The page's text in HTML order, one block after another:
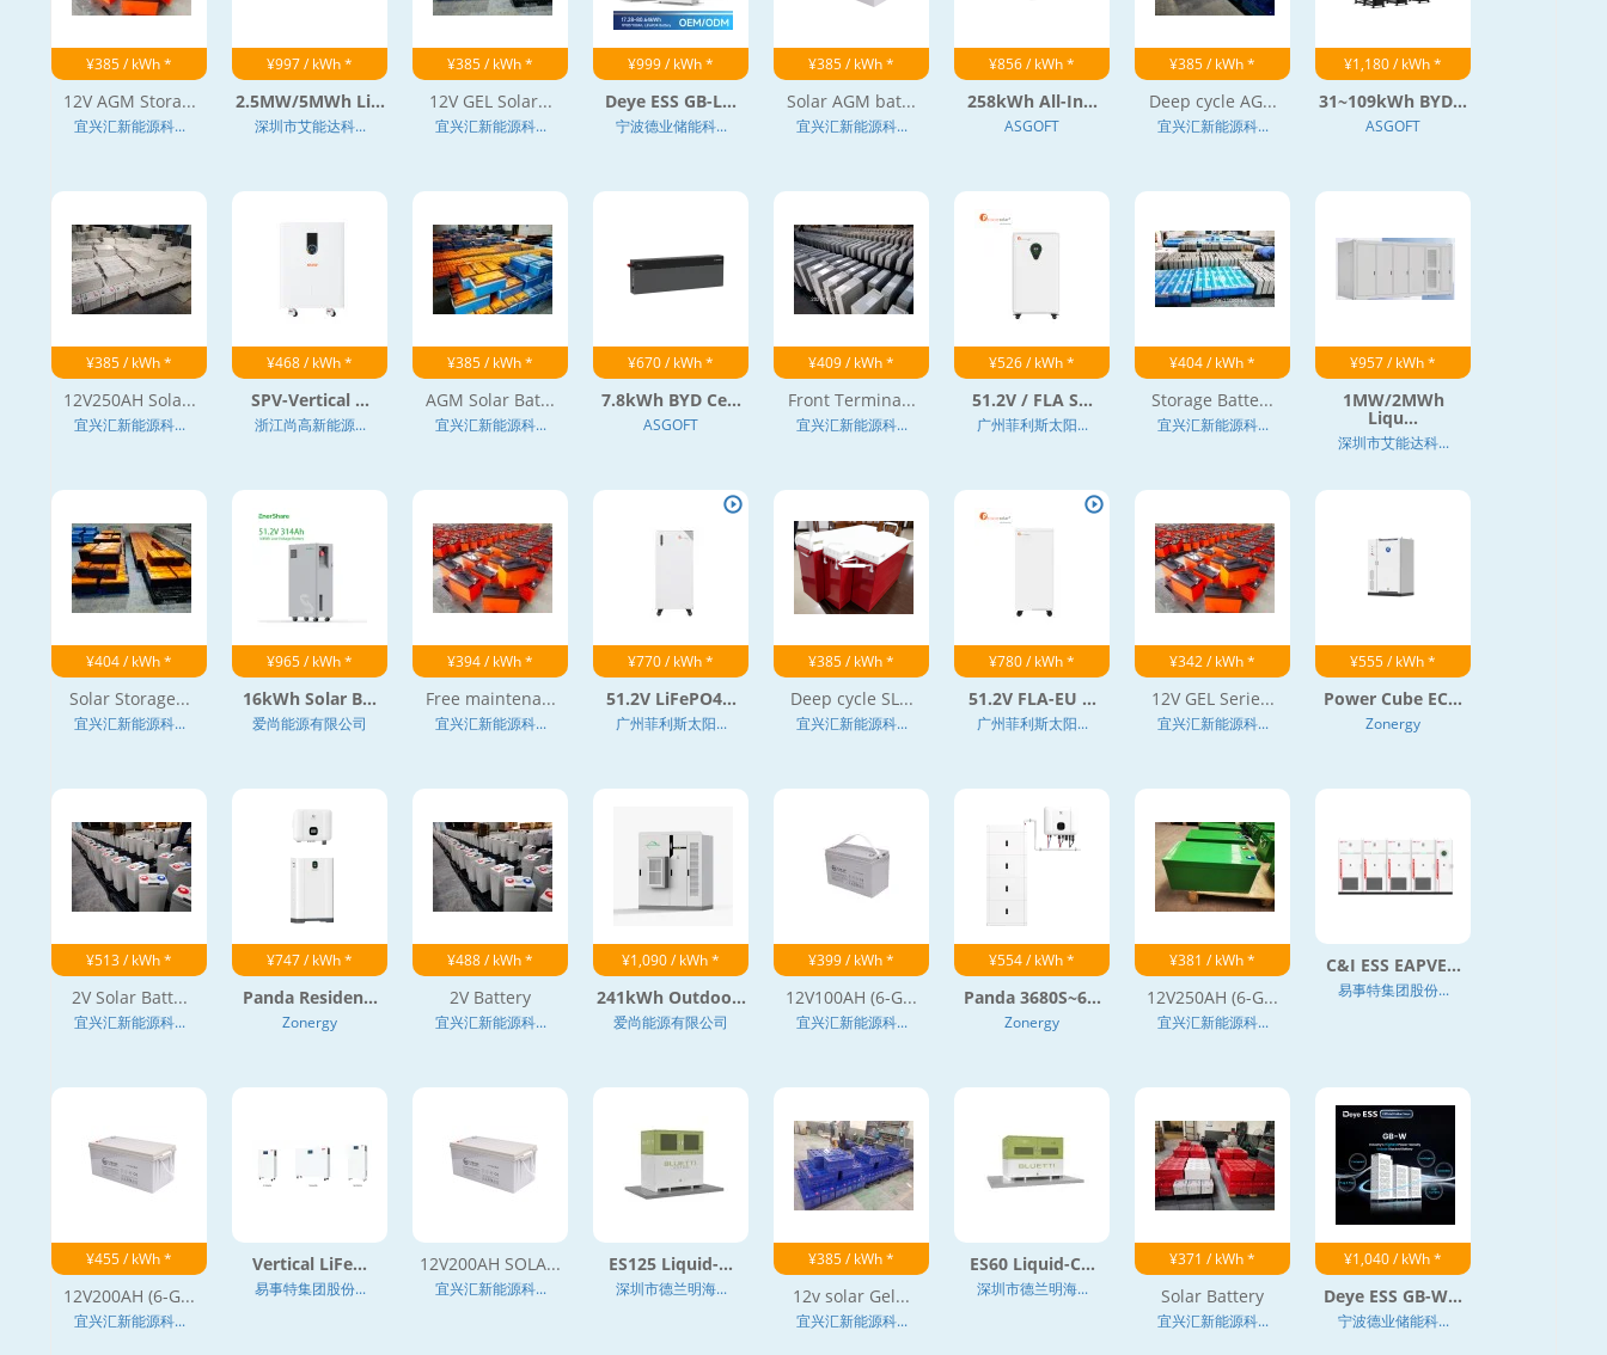
¥385 / kWh *
12V AGM Stora...
宜兴汇新能源科...
¥997 / kWh *
2.5MW/5MWh Li...
深圳市艾能达科...
¥385 / kWh *
12V GEL Solar...
宜兴汇新能源科...
¥999 / kWh *
Deye ESS GB-L...
宁波德业储能科...
¥385 / kWh *
Solar AGM bat...
宜兴汇新能源科...
¥856 / kWh *
258kWh All-In...
ASGOFT
¥385 / kWh *
Deep cycle AG...
宜兴汇新能源科...
¥1,180 / kWh *
31~109kWh BYD...
ASGOFT
¥385 / kWh *
12V250AH Sola...
宜兴汇新能源科...
¥468 / kWh *
SPV-Vertical ...
浙江尚高新能源...
¥385 / kWh *
AGM Solar Bat...
宜兴汇新能源科...
¥670 / kWh *
7.8kWh BYD Ce...
ASGOFT
¥409 / kWh *
Front Termina...
宜兴汇新能源科...
¥526 / kWh *
51.2V / FLA S...
广州菲利斯太阳...
¥404 / kWh *
Storage Batte...
宜兴汇新能源科...
¥957 / kWh *
1MW/2MWh
Liqu...
深圳市艾能达科...
¥404 / kWh *
Solar Storage...
宜兴汇新能源科...
¥965 / kWh *
16kWh Solar B...
爱尚能源有限公司
¥394 / kWh *
Free maintena...
宜兴汇新能源科...
¥770 / kWh *
51.2V LiFePO4...
广州菲利斯太阳...
¥385 / kWh *
Deep cycle SL...
宜兴汇新能源科...
¥780 / kWh *
51.2V FLA-EU ...
广州菲利斯太阳...
¥342 / kWh *
12V GEL Serie...
宜兴汇新能源科...
¥555 / kWh *
Power Cube EC...
Zonergy
¥513 / kWh *
2V Solar Batt...
宜兴汇新能源科...
¥747 / kWh *
Panda Residen...
Zonergy
¥488 / kWh *
2V Battery
宜兴汇新能源科...
¥1,090 / kWh *
241kWh Outdoo...
爱尚能源有限公司
¥399 / kWh *
12V100AH (6-G...
宜兴汇新能源科...
¥554 / kWh *
Panda 3680S~6...
Zonergy
¥381 / kWh *
12V250AH (6-G...
宜兴汇新能源科...
C&I ESS EAPVE...
易事特集团股份...
¥455 / kWh *
12V200AH (6-G...
宜兴汇新能源科...
Vertical LiFe...
易事特集团股份...
12V200AH SOLA...
宜兴汇新能源科...
ES125 Liquid-...
深圳市德兰明海...
¥385 / kWh *
12v solar Gel...
宜兴汇新能源科...
ES60 Liquid-C...
深圳市德兰明海...
¥371 / kWh *
Solar Battery
宜兴汇新能源科...
¥1,040 / kWh *
Deye ESS GB-W...
宁波德业储能科...